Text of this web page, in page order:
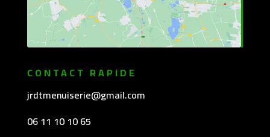
CONTACT RAPIDE
jrdtmenuiserie@gmail.com
06 11 10 10 65